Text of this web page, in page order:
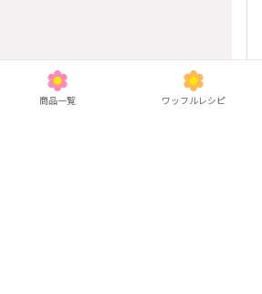
うございます！
商品一覧 ワッフルレシピ